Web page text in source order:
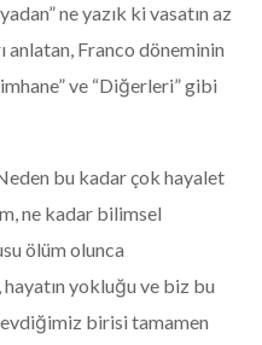
ne yazık ki vasatın az
anlatan, Franco döneminin
ve “Diğerleri” gibi
bu kadar çok hayalet
ne kadar bilimsel
ölüm olunca
hayatın yokluğu ve biz bu
birisi tamamen